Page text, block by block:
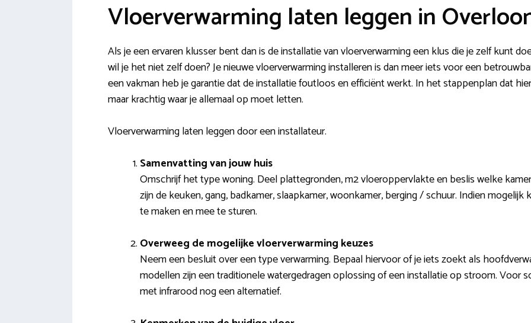
Vloerverwarming laten leggen in
Als je een ervaren klusser bent dan is de installatie van vloerverwarming een klus die je zelf kunt
wil je het niet zelf doen? Je nieuwe vloerverwarming installeren is dan meer iets voor een
een vakman heb je garantie dat de installatie foutloos en efficiënt werkt. In het stappenplan dat
maar krachtig waar je allemaal op moet letten.
Vloerverwarming laten leggen door een installateur.
Samenvatting van jouw huis
Omschrijf het type woning. Deel plattegronden, m2 vloeroppervlakte en beslis welke
zijn de keuken, gang, badkamer, slaapkamer, woonkamer, berging / schuur. Indien
te maken en mee te sturen.
Overweeg de mogelijke vloerverwarming keuzes
Neem een besluit over een type verwarming. Bepaal hiervoor of je iets zoekt als
modellen zijn een traditionele watergedragen oplossing of een installatie op stroom. Voor
met infrarood nog een alternatief.